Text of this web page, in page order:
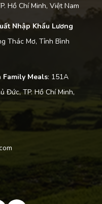
đón Tết mạnh khỏe
Việt
chia sẻ món ăn vặt
Hồ Chí Minh, Việt Nam
Nhập Khẩu Lương
Thác Mơ, Tỉnh Bình
Family Meals: 151A
Đức, TP. Hồ Chí Minh,